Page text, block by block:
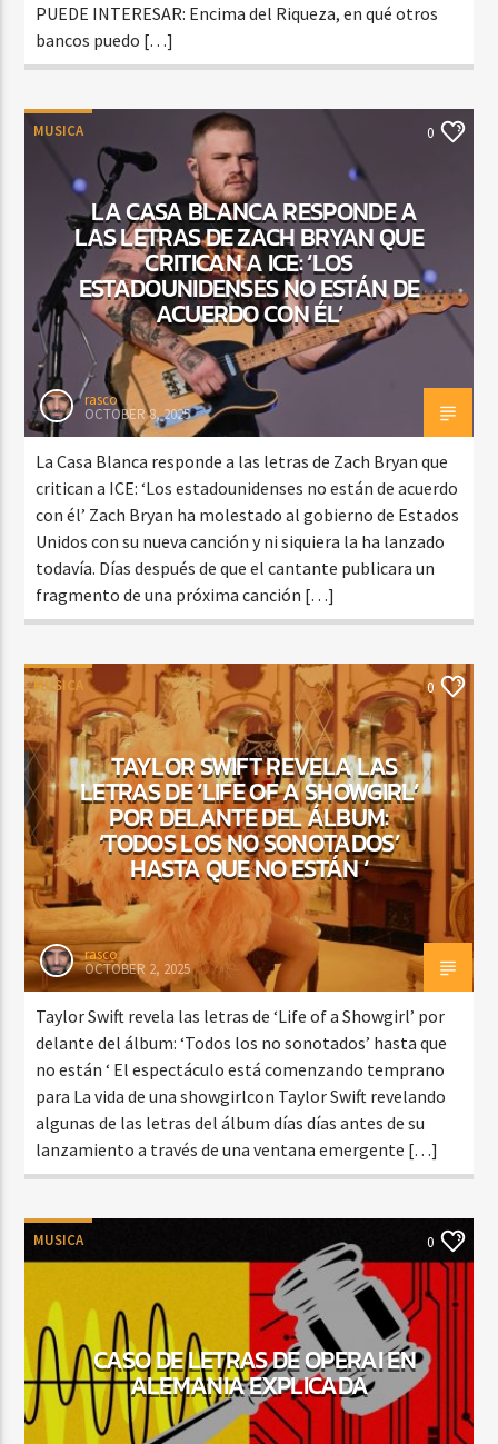
PUEDE INTERESAR: Encima del Riqueza, en qué otros
bancos puedo […]
MUSICA 0
LA CASA BLANCA RESPONDE A
LAS LETRAS DE ZACH BRYAN QUE
CRITICAN A ICE: ‘LOS
ESTADOUNIDENSES NO ESTÁN DE
ACUERDO CON ÉL’
rasco
OCTOBER 8, 2025
La Casa Blanca responde a las letras de Zach Bryan que
critican a ICE: ‘Los estadounidenses no están de acuerdo
con él’ Zach Bryan ha molestado al gobierno de Estados
Unidos con su nueva canción y ni siquiera la ha lanzado
todavía. Días después de que el cantante publicara un
fragmento de una próxima canción […]
MUSICA 0
TAYLOR SWIFT REVELA LAS
LETRAS DE ‘LIFE OF A SHOWGIRL’
POR DELANTE DEL ÁLBUM:
‘TODOS LOS NO SONOTADOS’
HASTA QUE NO ESTÁN ‘
rasco
OCTOBER 2, 2025
Taylor Swift revela las letras de ‘Life of a Showgirl’ por
delante del álbum: ‘Todos los no sonotados’ hasta que
no están ‘ El espectáculo está comenzando temprano
para La vida de una showgirlcon Taylor Swift revelando
algunas de las letras del álbum días días antes de su
lanzamiento a través de una ventana emergente […]
MUSICA 0
CASO DE LETRAS DE OPERAI EN
ALEMANIA EXPLICADA